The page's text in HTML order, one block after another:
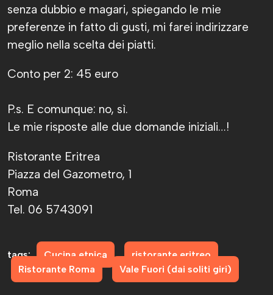
senza dubbio e magari, spiegando le mie
preferenze in fatto di gusti, mi farei indirizzare
meglio nella scelta dei piatti.
Conto per 2: 45 euro
P.s. E comunque: no, sì.
Le mie risposte alle due domande iniziali…!
Ristorante Eritrea
Piazza del Gazometro, 1
Roma
Tel. 06 5743091
tags: Cucina etnica
ristorante eritreo
Ristorante Roma
Vale Fuori (dai soliti giri)